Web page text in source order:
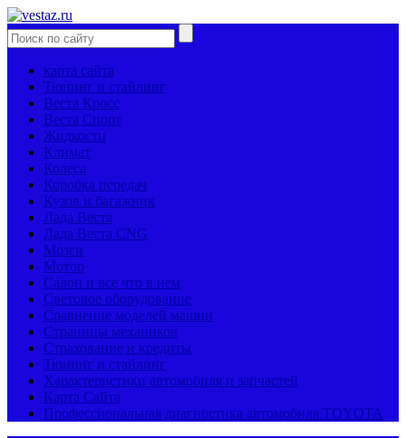
карта сайта
Тюнинг и стайлинг
Веста Кросс
Веста Спорт
Жидкости
Климат
Колеса
Коробка передач
Кузов и багажник
Лада Веста
Лада Веста CNG
Мозги
Мотор
Салон и все что в нем
Световое оборудование
Сравнение моделей машин
Страницы механиков
Страхование и кредиты
Тюнинг и стайлинг
Характеристики автомобиля и запчастей
Карта Сайта
Профессиональная диагностика автомобиля TOYOTA